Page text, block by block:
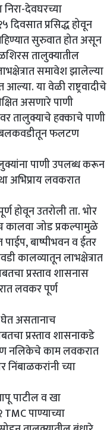
देवघरच्या
दिवसात प्रसिद्ध होवून
सुरुवात होत असून
तालुक्यातील
समावेश झालेल्या
या वेळी राष्ट्रवादीचे
असणारे पाणी
तालुक्याचे हक्काचे पाणी
बलकवडीतून फलटण
पाणी उपलब्ध करून
अभिप्राय लवकरात
होवून उतरोली ता. भोर
कालवा जोड प्रकल्पामुळे
बाष्पीभवन व ईतर
कालव्यातून लाभक्षेत्रात
प्रस्ताव शासनास
लवकर पूर्ण
असतानाच
प्रस्ताव शासनाकडे
नलिकेचे काम लवकरात
निंबाळकरांनी च्या
पाटील व खा
पाण्याच्या